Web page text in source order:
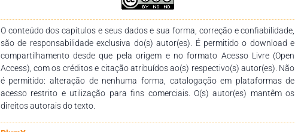
Curso de Pós-Graduação, então vinculado à Linha de Pesquisa I: Identidade,
Cultura e Territorialidades – Graduado em Ciências Sociais (Sociologia,
Antropologia e Ciência Política) e Mestre Profissional Interdisciplinar em
Extensão Rural pela Univasf –, juntamente com dois doutores: seus respectivos
orientador e coorientadora. Sendo assim, a publicação também se insere como
um Produto Técnico Tecnológico - PTT relacionado a esse cenário investigativo,
reunindo produções que aprofundam a discussão e ampliam o conhecimento
científico nos temas abordados, com foco nos segmentos sociais rurais
tradicionais, entre outros. O presente trabalho é composto por capítulos que
apresentam diversas abordagens teórico-metodológicas, bem como múltiplos
O conteúdo dos capítulos e seus dados e sua forma, correção e confiabilidade,
são de responsabilidade exclusiva do(s) autor(es). É permitido o download e
compartilhamento desde que pela origem e no formato Acesso Livre (Open
Access), com os créditos e citação atribuídos ao(s) respectivo(s) autor(es). Não
é permitido: alteração de nenhuma forma, catalogação em plataformas de
acesso restrito e utilização para fins comerciais. O(s) autor(es) mantêm os
direitos autorais do texto.